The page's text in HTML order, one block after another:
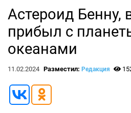
Астероид Бенну,
прибыл с
океанами
11.02.2024 Разместил: Редакция